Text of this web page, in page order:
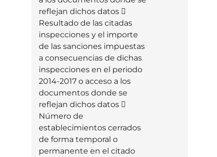
reflejan dichos datos 
Resultado de las citadas
inspecciones y el importe
de las sanciones impuestas
a consecuencias de dichas
inspecciones en el periodo
2014-2017 o acceso a los
documentos donde se
reflejan dichos datos 
Número de
establecimientos cerrados
de forma temporal o
permanente en el citado